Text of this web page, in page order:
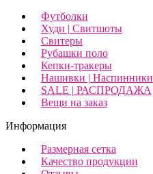
Футболки
Худи | Свитшоты
Свитеры
Рубашки поло
Кепки-тракеры
Нашивки | Наспинники
SALE | РАСПРОДАЖА
Вещи на заказ
Информация
Размерная сетка
Качество продукции